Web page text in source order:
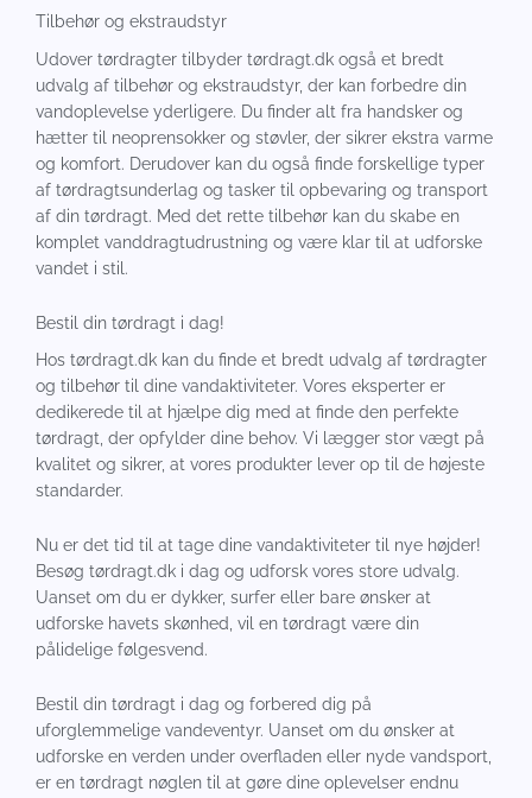
Tilbehør og ekstraudstyr
Udover tørdragter tilbyder tørdragt.dk også et bredt
udvalg af tilbehør og ekstraudstyr, der kan forbedre din
vandoplevelse yderligere. Du finder alt fra handsker og
hætter til neoprensokker og støvler, der sikrer ekstra varme
og komfort. Derudover kan du også finde forskellige typer
af tørdragtsunderlag og tasker til opbevaring og transport
af din tørdragt. Med det rette tilbehør kan du skabe en
komplet vanddragtudrustning og være klar til at udforske
vandet i stil.
Bestil din tørdragt i dag!
Hos tørdragt.dk kan du finde et bredt udvalg af tørdragter
og tilbehør til dine vandaktiviteter. Vores eksperter er
dedikerede til at hjælpe dig med at finde den perfekte
tørdragt, der opfylder dine behov. Vi lægger stor vægt på
kvalitet og sikrer, at vores produkter lever op til de højeste
standarder.
Nu er det tid til at tage dine vandaktiviteter til nye højder!
Besøg tørdragt.dk i dag og udforsk vores store udvalg.
Uanset om du er dykker, surfer eller bare ønsker at
udforske havets skønhed, vil en tørdragt være din
pålidelige følgesvend.
Bestil din tørdragt i dag og forbered dig på
uforglemmelige vandeventyr. Uanset om du ønsker at
udforske en verden under overfladen eller nyde vandsport,
er en tørdragt nøglen til at gøre dine oplevelser endnu